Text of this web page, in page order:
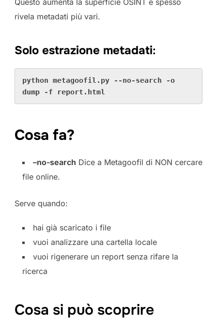
rivela metadati più vari.
Solo estrazione metadati:
python metagoofil.py --no-search -o
dump -f report.html
Cosa fa?
–no-search Dice a Metagoofil di NON cercare
file online.
Serve quando:
hai già scaricato i file
vuoi analizzare una cartella locale
vuoi rigenerare un report senza rifare la
ricerca
Cosa si può scoprire